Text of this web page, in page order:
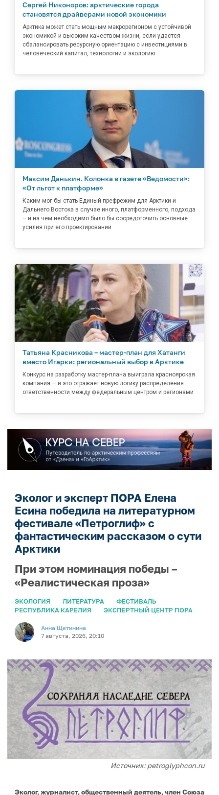
Сергей Никоноров: арктические города
становятся драйверами новой экономики
Арктика может стать мощным макрорегионом с устойчивой
экономикой и высоким качеством жизни, если удастся
сбалансировать ресурсную ориентацию с инвестициями в
человеческий капитал, технологии и экологию
Максим Данькин. Колонка в газете «Ведомости»:
«От льгот к платформе»
Каким мог бы стать Единый префрежим для Арктики и
Дальнего Востока в случае иного, платформенного, подхода
– и на чем необходимо было бы сосредоточить основные
усилия при его проектировании
Татьяна Красникова – мастер-план для Хатанги
вместо Игарки: региональный выбор в Арктике
Конкурс на разработку мастер-плана выиграла красноярская
компания — и это отражает новую логику распределения
ответственности между федеральным центром и регионами
Эколог и эксперт ПОРА Елена
Есина победила на литературном
фестивале «Петроглиф» с
фантастическим рассказом о сути
Арктики
При этом номинация победы –
«Реалистическая проза»
ЭКОЛОГИЯ ЛИТЕРАТУРА
ФЕСТИВАЛЬ
РЕСПУБЛИКА КАРЕЛИЯ
ЭКСПЕРТНЫЙ ЦЕНТР ПОРА
Анна Щетинина
7 августа, 2026, 20:10
Источник: petroglyphcon.ru
Эколог, журналист, общественный деятель, член Союза